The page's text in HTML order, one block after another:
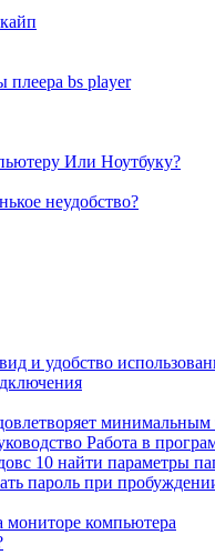
bs player
Или Ноутбуку?
неудобство?
и удобство
минимальным
Работа в
10 найти параметры
пароль при
мониторе компьютера